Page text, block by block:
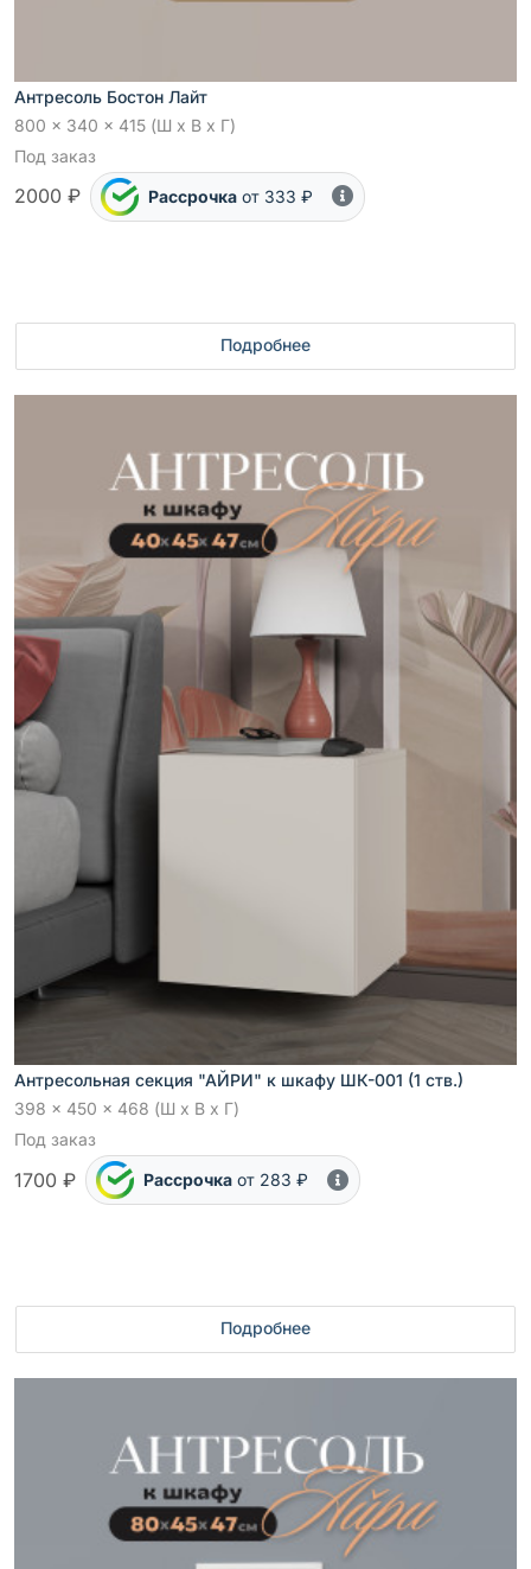
Антресоль Бостон Лайт
800 x 340 x 415 (Ш x В x Г)
Под заказ
2000 ₽ Рассрочка от 333 ₽
Подробнее
Антресольная секция "АЙРИ" к шкафу ШК-001 (1 ств.)
398 x 450 x 468 (Ш x В x Г)
Под заказ
1700 ₽ Рассрочка от 283 ₽
Подробнее